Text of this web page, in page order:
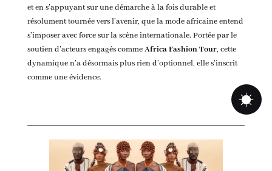
et en s’appuyant sur une démarche à la fois durable et
résolument tournée vers l’avenir, que la mode africaine entend
s’imposer avec force sur la scène internationale. Portée par le
soutien d’acteurs engagés commeAfrica Fashion Tour, cette
dynamique n’a désormais plus rien d’optionnel, elle s’inscrit
comme une évidence.